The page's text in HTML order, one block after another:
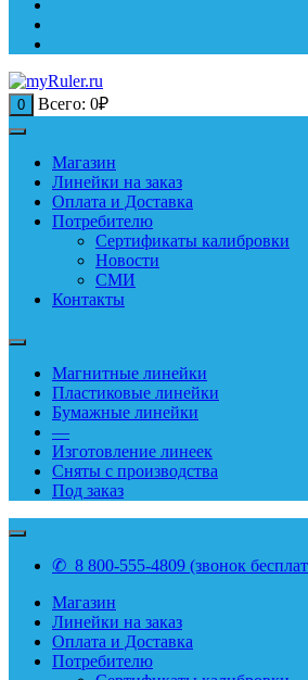
0 Всего: 0₽
Магазин
Линейки на заказ
Оплата и Доставка
Потребителю
Сертификаты калибровки
Новости
СМИ
Контакты
Магнитные линейки
Пластиковые линейки
Бумажные линейки
—
Изготовление линеек
Сняты с производства
Под заказ
✆ 8 800-555-4809 (звонок
Магазин
Линейки на заказ
Оплата и Доставка
Потребителю